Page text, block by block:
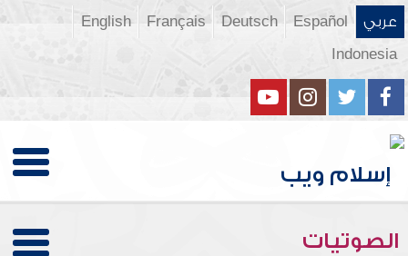
عربي Español
Deutsch
Français
English
Indonesia
الصوتيات